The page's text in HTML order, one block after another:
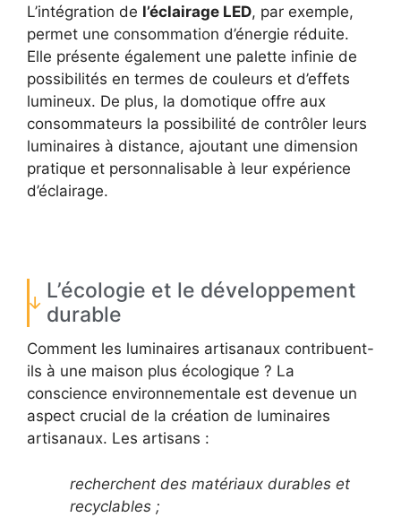
L’intégration de l’éclairage LED, par exemple,
permet une consommation d’énergie réduite.
Elle présente également une palette infinie de
possibilités en termes de couleurs et d’effets
lumineux. De plus, la domotique offre aux
consommateurs la possibilité de contrôler leurs
luminaires à distance, ajoutant une dimension
pratique et personnalisable à leur expérience
d’éclairage.
L’écologie et le développement
durable
Comment les luminaires artisanaux contribuent-
ils à une maison plus écologique ? La
conscience environnementale est devenue un
aspect crucial de la création de luminaires
artisanaux. Les artisans :
recherchent des matériaux durables et
recyclables ;